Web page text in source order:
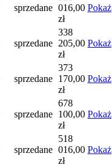
sprzedane 016,00
zł
Pokaż
sprzedane
338
205,00
zł
Pokaż
sprzedane
373
170,00
zł
Pokaż
sprzedane
678
100,00
zł
Pokaż
sprzedane
518
016,00
zł
Pokaż